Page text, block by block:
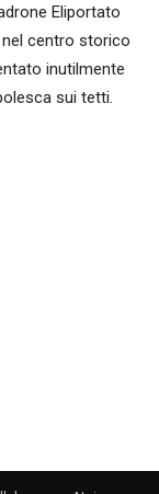
Eliportato
nel centro storico
inutilmente
sui tetti.